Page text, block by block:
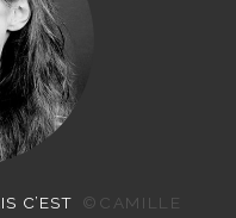
C’EST
©CAMILLE